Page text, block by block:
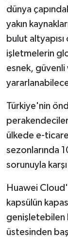
dünya
yakın
bulut
işletmelerin
esnek, güvenli
Türkiye'nin
ülkede e-
sezonlarında
sorunuyla
Huawei
kapsülün
genişletebilen
üstesinden